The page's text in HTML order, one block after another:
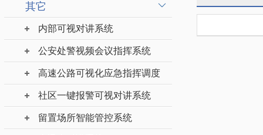
其它
内部可视对讲系统
公安处警视频会议指挥系统
高速公路可视化应急指挥调度
社区一键报警可视对讲系统
留置场所智能管控系统